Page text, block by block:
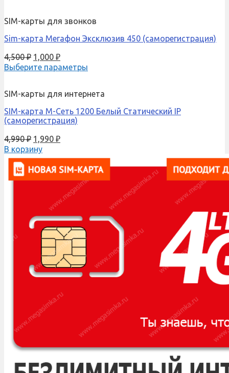
SIM-карты для звонков
Sim-карта Мегафон Эксклюзив 450 (саморегистрация)
4,500₽ 1,000 ₽
Выберите параметры
SIM-карты для интернета
SIM-карта М-Сеть 1200 Белый Статический IP
(саморегистрация)
4,990₽ 1,990 ₽
В корзину